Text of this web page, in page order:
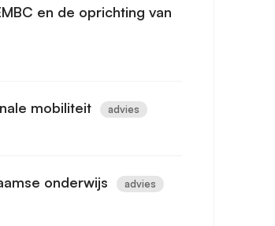
en de oprichting van
mobiliteit advies
onderwijs advies